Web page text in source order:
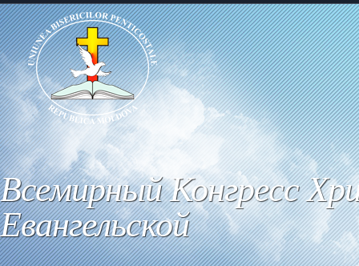
Всемирный Конгресс
Евангельской